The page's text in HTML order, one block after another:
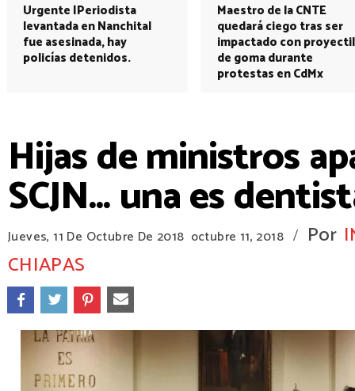
Urgente |Periodista
levantada en Nanchital
fue asesinada, hay
policías detenidos.
Maestro de la CNTE
quedará ciego tras ser
impactado con proyectil
de goma durante
protestas en CdMx
Hijas de ministros
SCJN... una es
Jueves, 11 De Octubre De 2018 octubre 11, 2018 / Por
CHIAPAS